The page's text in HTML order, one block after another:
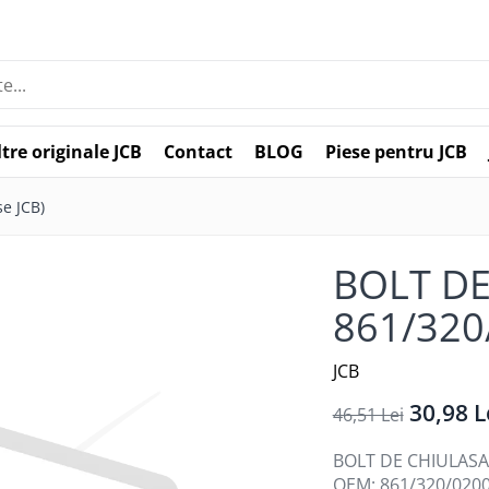
originale JCB Contact BLOG Piese pentru JCB
JCB)
BOLT
861/
JCB
46,51 Lei 30,98
BOLT DE